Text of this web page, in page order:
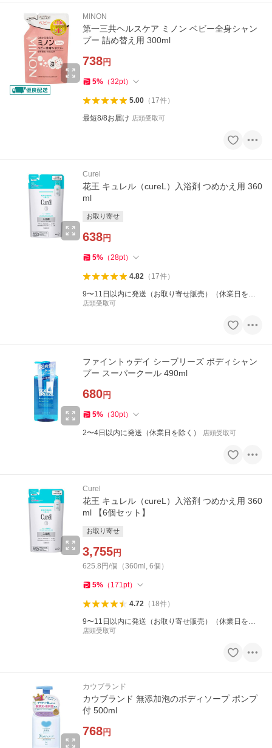
MINON
第一三共ヘルスケア ミノン ベビー全身シャン
プー 詰め替え用 300ml
738円
5% （32pt）
5.00（ 17件）
最短8/8お届け 店頭受取可
Curel
花王 キュレル（cureL）入浴剤 つめかえ用 360
ml
お取り寄せ
638円
5% （28pt）
4.82（ 17件）
9〜11日以内に発送（お取り寄せ販売）（休業日を除
く）
店頭受取可
ファイントゥデイ シーブリーズ ボディシャン
プー スーパークール 490ml
680円
5% （30pt）
2〜4日以内に発送（休業日を除く） 店頭受取可
Curel
花王 キュレル（cureL）入浴剤 つめかえ用 360
ml 【6個セット】
お取り寄せ
3,755円
625.8円/個（360ml, 6個）
5% （ 171pt）
4.72（ 18件）
9〜11日以内に発送（お取り寄せ販売）（休業日を除
く）
店頭受取可
カウブランド
カウブランド 無添加泡のボディソープ ポンプ
付 500ml
768円